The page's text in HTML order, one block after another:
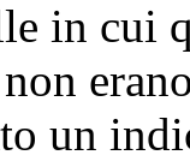
in cui
un